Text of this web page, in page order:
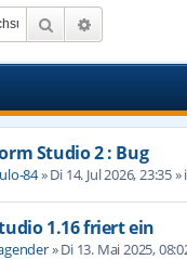
Suche
Studio 2 : Bug
84»Di 14. Jul 2026, 23:35»
1.16 friert ein
»Di 13. Mai 2025,